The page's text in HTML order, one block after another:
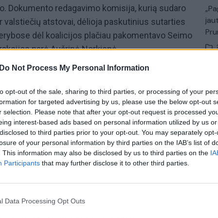
Do Not Process My Personal Information
opt-out of the sale, sharing to third parties, or processing of your
for targeted advertising by us, please use the below opt-out
selection. Please note that after your opt-out request is processed
interest-based ads based on personal information utilized by us
to third parties prior to your opt-out. You may separately
of your personal information by third parties on the IAB’s list of
This information may also be disclosed by us to third parties on the
Participants that may further disclose it to other third parties.
Data Processing Opt Outs
Dokumento redagavimo komisija, kurią sudaro
valstiečių atstovai, dėlioja paskutinius sutarties
dėl koalicijos plačiau pakomentavo Seimo
narė Aušrinė Norkienė.
pokalbiai su herojais, ekspertų įžvalgos ir
ir diskusijos apie socialinius tinklus
ryto“ televizijos laidoje„Nauja diena“.
per „Lietuvos ryto“ televiziją ir „YouTube“
Aušrinė Norkienė valdančioji koalicija